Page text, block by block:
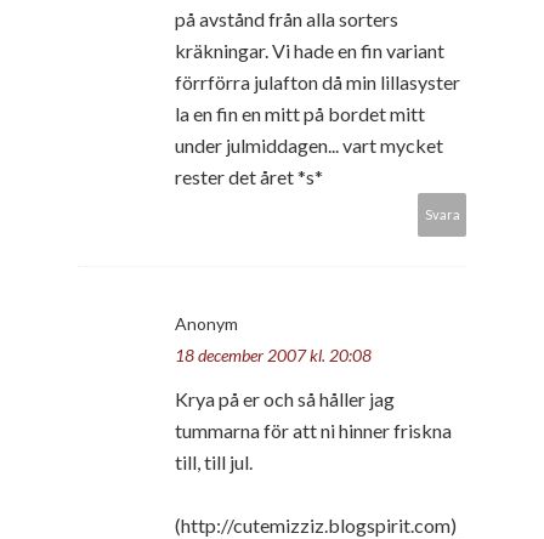
på avstånd från alla sorters
kräkningar. Vi hade en fin variant
förrförra julafton då min lillasyster
la en fin en mitt på bordet mitt
under julmiddagen... vart mycket
rester det året *s*
Svara
Anonym
18 december 2007 kl. 20:08
Krya på er och så håller jag
tummarna för att ni hinner friskna
till, till jul.
(http://cutemizziz.blogspirit.com)